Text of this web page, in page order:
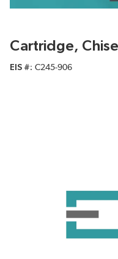
Cartridge,
EIS # C245-906